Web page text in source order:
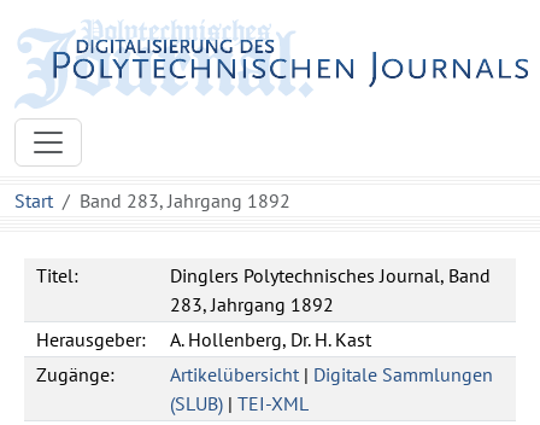
Start Band 283, Jahrgang 1892
Titel:
Dinglers Polytechnisches Journal, Band
283, Jahrgang 1892
Herausgeber:
A. Hollenberg, Dr. H. Kast
Zugänge:
Artikelübersicht | Digitale Sammlungen
(SLUB) | TEI-XML